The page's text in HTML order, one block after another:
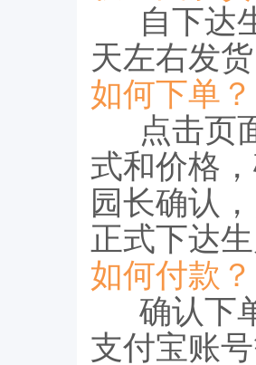
自下达
天左右发
如何下单？
点击页面
式和价格
园长确认
正式下达
如何付款？
确认下单
支付宝账